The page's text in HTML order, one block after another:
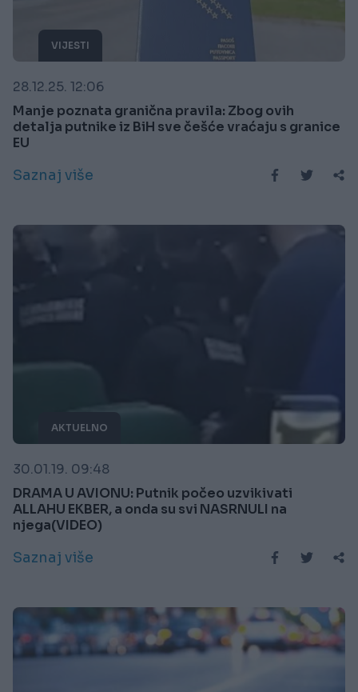
VIJESTI
28.12.25. 12:06
Manje poznata granična pravila: Zbog ovih
detalja putnike iz BiH sve češće vraćaju s granice
EU
Saznaj više
AKTUELNO
30.01.19. 09:48
DRAMA U AVIONU: Putnik počeo uzvikivati
ALLAHU EKBER, a onda su svi NASRNULI na
njega(VIDEO)
Saznaj više